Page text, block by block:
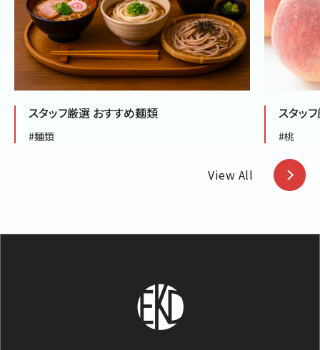
スタッフ厳選 おすすめ麺類
#麺類
スタッ
#桃
View All